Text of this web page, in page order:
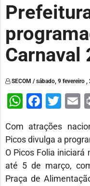
Carnaval
SECOM / sábado, 9 fevereiro ,
Com atrações
Picos divulga a
O Picos Folia
até 5 de março,
Praça de